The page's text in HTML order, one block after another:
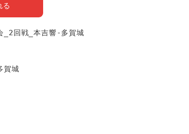
る
_2回戦_本吉響-多賀城
城